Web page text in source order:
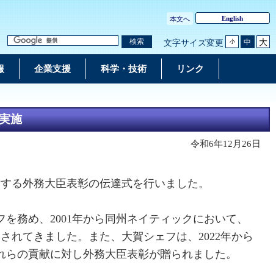
本文へ English
検索 文字サイズ変更 小 中 大
企業支援 科学・技術 リンク
施
令和6年12月26日
る外務大臣表彰の伝達式を行いました。
務め、2001年から同州ネイティックにおいて、
れてきました。また、大賀シェフは、2022年から
の貢献に対し外務大臣表彰が贈られました。